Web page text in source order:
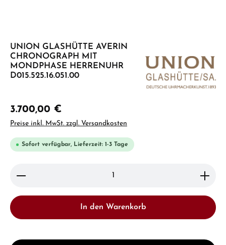
UNION GLASHÜTTE AVERIN
CHRONOGRAPH MIT
MONDPHASE HERRENUHR
D015.525.16.051.00
3.700,00 €
Preise inkl. MwSt. zzgl. Versandkosten
Sofort verfügbar, Lieferzeit: 1-3 Tage
Produkt Anzahl: Gib den gewünschten Wert ein
In den Warenkorb